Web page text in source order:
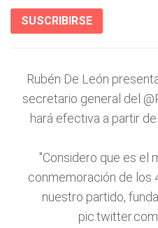
SUSCRIBIRSE
Rubén De León
secretario general del
hará efectiva a partir
"Considero que es el
conmemoración de los
nuestro partido,